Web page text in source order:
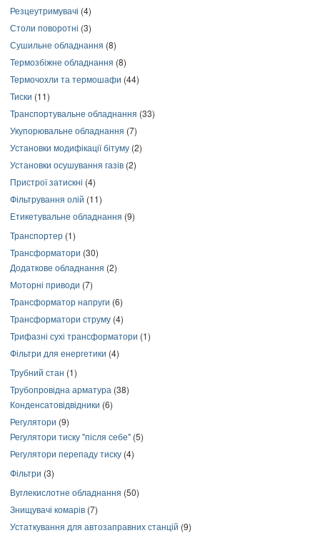
Резцеутримувачі (4)
Столи поворотні (3)
Сушильне обладнання (8)
Термозбіжне обладнання (8)
Термочохли та термошафи (44)
Тиски (11)
Транспортувальне обладнання (33)
Укупорювальне обладнання (7)
Установки модифікації бітуму (2)
Установки осушування газів (2)
Пристрої затискні (4)
Фільтрування олій (11)
Етикетувальне обладнання (9)
Транспортер (1)
Трансформатори (30)
Додаткове обладнання (2)
Моторні приводи (7)
Трансформатор напруги (6)
Трансформатори струму (4)
Трифазні сухі трансформатори (1)
Фільтри для енергетики (4)
Трубний стан (1)
Трубопровідна арматура (38)
Конденсатовідвідники (6)
Регулятори (9)
Регулятори тиску "після себе" (5)
Регулятори перепаду тиску (4)
Фільтри (3)
Вуглекислотне обладнання (50)
Знищувачі комарів (7)
Устаткування для автозаправних станцій (9)